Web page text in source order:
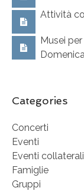
Attività
Musei
Categories
Concerti
Eventi
Eventi collaterali
Famiglie
Gruppi